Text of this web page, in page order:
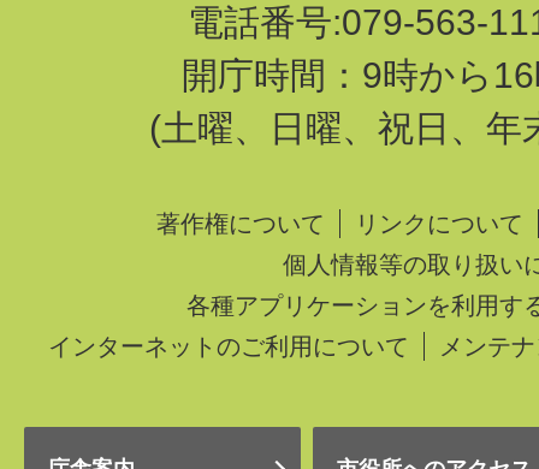
電話番号:079-563-
開庁時間：9時から
(土曜、日曜、祝日、年
著作権について
リンクについて
個人情報等の取り扱い
各種アプリケーションを利用す
インターネットのご利用について
メンテ